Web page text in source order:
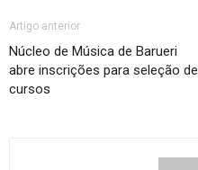
Artigo anterior
Núcleo de Música de Barueri
abre inscrições para seleção de
cursos